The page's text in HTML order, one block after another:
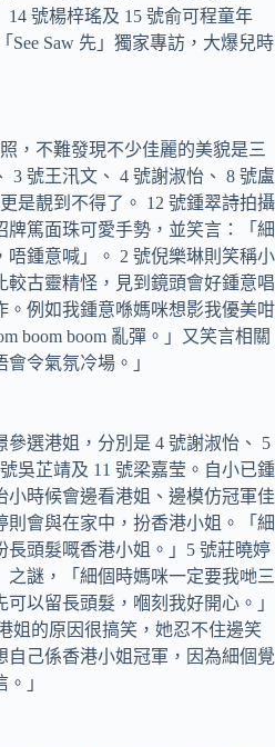
14 號楊梓瑤及 15 號俞可程童年
See Saw 先」獨家專訪，大爆兒時
，不難發現不少佳麗的美貌是三
3 號王汛文、 4 號謝淑怡、 8 號盧
是靚到不得了。 12 號鍾翠詩拍攝
牌篤面珠可愛手勢，並笑言：「細
鍾意喊」。 2 號倪樂琳則笑稱小
較古靈精怪，見到鏡頭會好鍾意唱
。例如我鍾意喺媽咪想影我優美咁
boom boom 亂彈。」又笑言相關
令氣氛冷場。」
選港姐，分別是 4 號謝淑怡、 5
吳芷靖及 11 號梁嘉莹。自小已鍾
小時候會邊看港姐、邊模仿冠軍佳
則會與在家中，扮香港小姐。「細
頭髮嘅香港小姐。」5 號莊曉婷
謎，「細個時媽咪一定要我哋三
以留長頭髮，嗰刻我好開心。」
姐的原因很搞笑，她忍不住邊笑
己係香港小姐冠軍，因為細個覺
」